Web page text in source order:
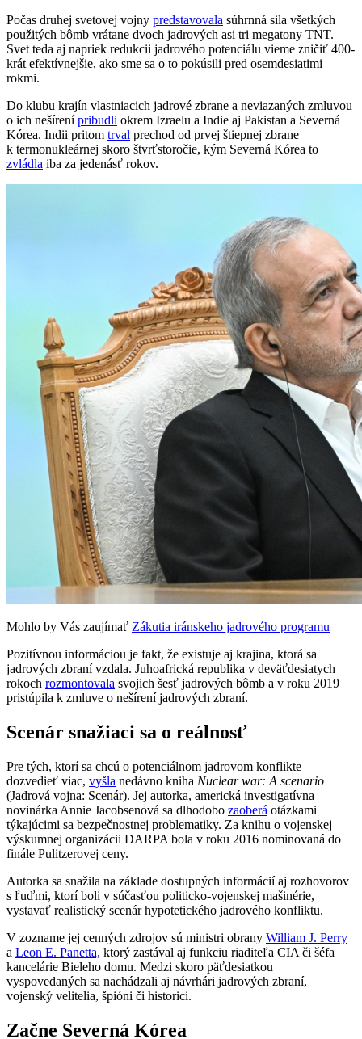
Počas druhej svetovej vojny predstavovala súhrnná sila všetkých
použitých bômb vrátane dvoch jadrových asi tri megatony TNT.
Svet teda aj napriek redukcii jadrového potenciálu vieme zničiť 400-
krát efektívnejšie, ako sme sa o to pokúsili pred osemdesiatimi
rokmi.
Do klubu krajín vlastniacich jadrové zbrane a neviazaných zmluvou
o ich nešírenípribudli okrem Izraelu a Indie aj Pakistan a Severná
Kórea. Indii pritom trval prechod od prvej štiepnej zbrane
k termonukleárnej skoro štvrťstoročie, kým Severná Kórea to
zvládla iba za jedenásť rokov.
Mohlo by Vás zaujímať Zákutia iránskeho jadrového programu
Pozitívnou informáciou je fakt, že existuje aj krajina, ktorá sa
jadrových zbraní vzdala. Juhoafrická republika v deväťdesiatych
rokoch rozmontovala svojich šesť jadrových bômb a v roku 2019
pristúpila k zmluve o nešírení jadrových zbraní.
Scenár snažiaci sa o reálnosť
Pre tých, ktorí sa chcú o potenciálnom jadrovom konflikte
dozvedieť viac, vyšla nedávno kniha Nuclear war: A scenario
(Jadrová vojna: Scenár). Jej autorka, americká investigatívna
novinárka Annie Jacobsenová sa dlhodobo zaoberá otázkami
týkajúcimi sa bezpečnostnej problematiky. Za knihu o vojenskej
výskumnej organizácii DARPA bola v roku 2016 nominovaná do
finále Pulitzerovej ceny.
Autorka sa snažila na základe dostupných informácií aj rozhovorov
s ľuďmi, ktorí boli v súčasťou politicko-vojenskej mašinérie,
vystavať realistický scenár hypotetického jadrového konfliktu.
V zozname jej cenných zdrojov sú ministri obrany William J. Perry
a Leon E. Panetta, ktorý zastával aj funkciu riaditeľa CIA či šéfa
kancelárie Bieleho domu. Medzi skoro päťdesiatkou
vyspovedaných sa nachádzali aj návrhári jadrových zbraní,
vojenský velitelia, špióni či historici.
Začne Severná Kórea